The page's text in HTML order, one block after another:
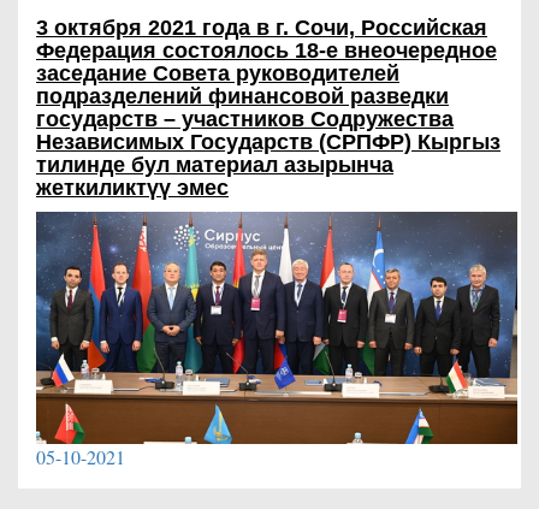
​3 октября 2021 года в г. Сочи, Российская
Федерация состоялось 18-е внеочередное
заседание Совета руководителей
подразделений финансовой разведки
государств – участников Содружества
Независимых Государств (СРПФР) Кыргыз
тилинде бул материал азырынча
жеткиликтүү эмес
05-10-2021